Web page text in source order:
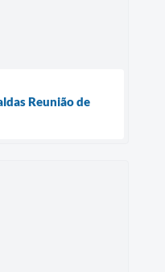
Reunião de